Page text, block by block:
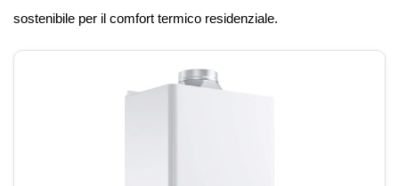
sostenibile per il comfort termico residenziale.